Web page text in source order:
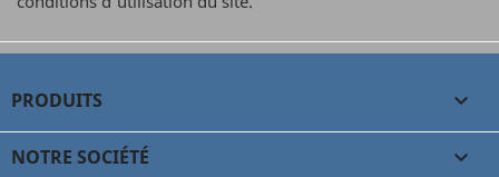
PRODUITS 
NOTRE SOCIÉTÉ 